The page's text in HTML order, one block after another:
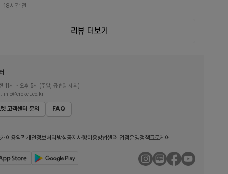
18시간 전
리뷰 더보기
11시 ~ 오후 5시 (주말, 공휴일 제외)
info@croket.co.kr
고객센터 문의 FAQ
이용약관개인정보처리방침공지사항이용방법셀러 입점운영정책크로케어